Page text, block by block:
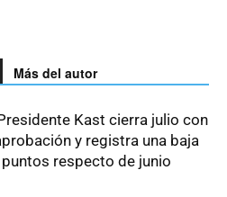
Más del autor
Kast cierra julio con
y registra una baja
respecto de junio